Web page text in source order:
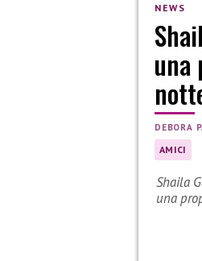
NEWS
una
DEBORA
AMICI
Shaila
una